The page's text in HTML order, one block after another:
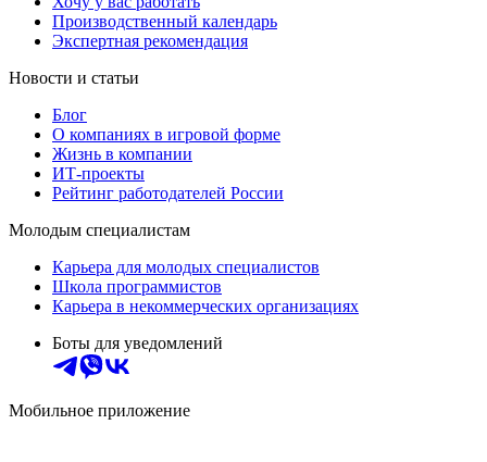
Производственный календарь
Экспертная рекомендация
Новости и статьи
Блог
О компаниях в игровой форме
Жизнь в компании
ИТ-проекты
Рейтинг работодателей России
Молодым специалистам
Карьера для молодых специалистов
Школа программистов
Карьера в некоммерческих организациях
Боты для уведомлений
Мобильное приложение